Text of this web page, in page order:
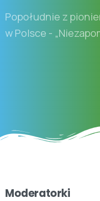
Popołudnie z
w Polsce -
Moderatorki